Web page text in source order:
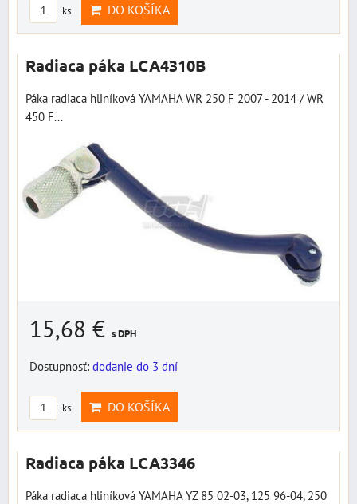
ks DO KOŠÍKA
Radiaca páka LCA4310B
Páka radiaca hliníková YAMAHA WR 250 F 2007 - 2014 / WR
450 F...
15,68 € s DPH
Dostupnosť: dodanie do 3 dní
ks DO KOŠÍKA
Radiaca páka LCA3346
Páka radiaca hliníková YAMAHA YZ 85 02-03, 125 96-04, 250